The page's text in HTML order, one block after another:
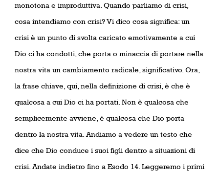
monotona e improduttiva. Quando parliamo di crisi,
cosa intendiamo con crisi? Vi dico cosa significa: un
crisi è un punto di svolta caricato emotivamente a cui
Dio ci ha condotti, che porta o minaccia di portare nella
nostra vita un cambiamento radicale, significativo. Ora,
la frase chiave, qui, nella definizione di crisi, è che è
qualcosa a cui Dio ci ha portati. Non è qualcosa che
semplicemente avviene, è qualcosa che Dio porta
dentro la nostra vita. Andiamo a vedere un testo che
dice che Dio conduce i suoi figli dentro a situazioni di
crisi. Andate indietro fino a Esodo 14. Leggeremo i primi